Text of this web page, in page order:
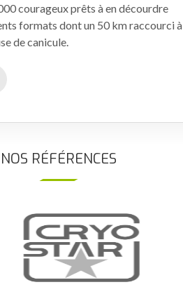
courageux prêts à en décourdre
formats dont un 50 km raccourci à
de canicule.
NOS RÉFÉRENCES